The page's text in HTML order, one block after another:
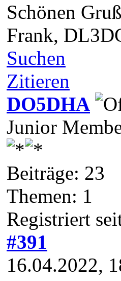
Schönen Gruß
Frank,
Suchen
Zitieren
DO5DHA
Junior
Beiträge: 23
Themen: 1
Registriert
#391
16.04.2022,